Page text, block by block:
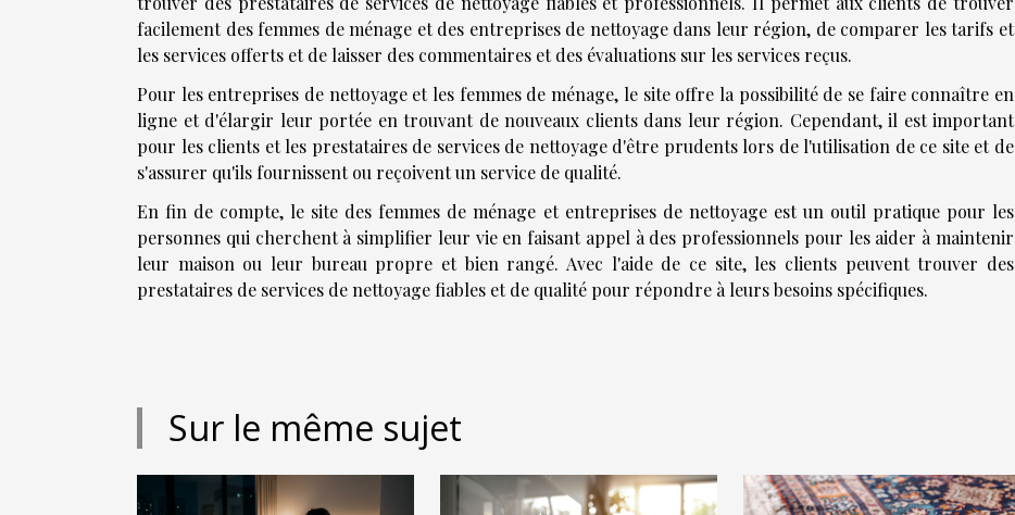
facilement des femmes de ménage et des entreprises de nettoyage dans leur région, de comparer les tarifs et
les services offerts et de laisser des commentaires et des évaluations sur les services reçus.
Pour les entreprises de nettoyage et les femmes de ménage, le site offre la possibilité de se faire connaître en
ligne et d'élargir leur portée en trouvant de nouveaux clients dans leur région. Cependant, il est important
pour les clients et les prestataires de services de nettoyage d'être prudents lors de l'utilisation de ce site et de
s'assurer qu'ils fournissent ou reçoivent un service de qualité.
En fin de compte, le site des femmes de ménage et entreprises de nettoyage est un outil pratique pour les
personnes qui cherchent à simplifier leur vie en faisant appel à des professionnels pour les aider à maintenir
leur maison ou leur bureau propre et bien rangé. Avec l'aide de ce site, les clients peuvent trouver des
prestataires de services de nettoyage fiables et de qualité pour répondre à leurs besoins spécifiques.
Sur le même sujet